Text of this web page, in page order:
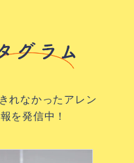
れなかったアレン
を発信中！